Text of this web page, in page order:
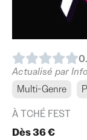
Actualisé par
Multi-Genre
À TCHÉ FEST
Dès 36 €